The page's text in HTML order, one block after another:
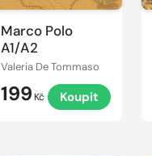
Marco Polo
A1/A2
Valeria De Tommaso
199 Kč Koupit